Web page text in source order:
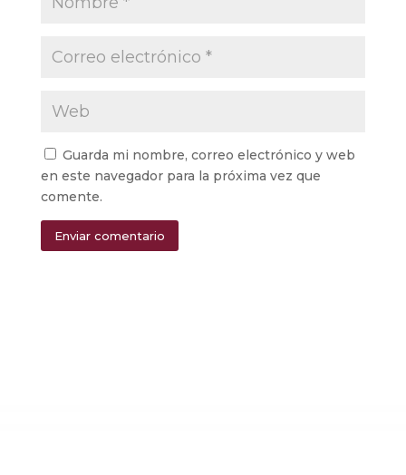
Guarda mi nombre, correo electrónico y web
en este navegador para la próxima vez que
comente.
Enviar comentario